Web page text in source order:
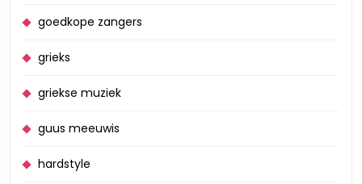
goedkope zangers
grieks
griekse muziek
guus meeuwis
hardstyle